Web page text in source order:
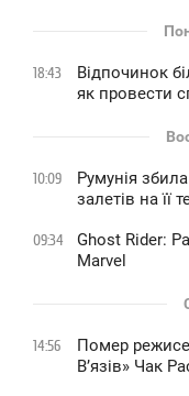
18:43
Відпочинок
як провести
10:09
Румунія
залетів на її
09:34
Ghost Rider:
Marvel
14:56
Помер
В’язів» Чак